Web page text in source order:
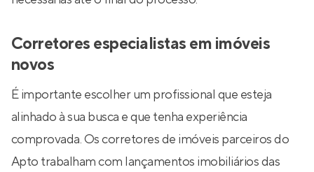
Corretores especialistas em imóveis
novos
É importante escolher um profissional que esteja
alinhado à sua busca e que tenha experiência
comprovada. Os corretores de imóveis parceiros do
Apto trabalham com lançamentos imobiliários das